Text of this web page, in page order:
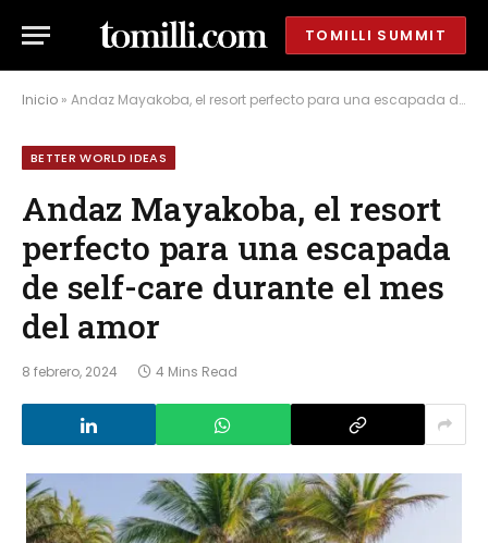
TOMILLI SUMMIT
Inicio » Andaz Mayakoba, el resort perfecto para una escapada de self-care durante el mes del amor
BETTER WORLD IDEAS
Andaz Mayakoba, el resort
perfecto para una escapada
de self-care durante el mes
del amor
8 febrero, 2024 4 Mins Read